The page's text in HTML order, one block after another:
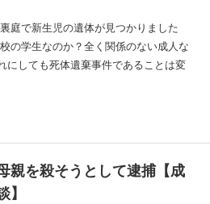
庭で新生児の遺体が見つかりました
の学生なのか？全く関係のない成人な
にしても死体遺棄事件であることは変
親を殺そうとして逮捕【成